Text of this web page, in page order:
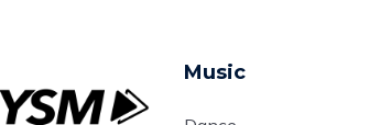
Music